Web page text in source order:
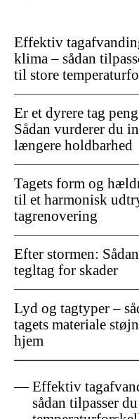
Effektiv
sådan tilpasser
Effektiv
klima – sådan
til store
Er et dyrere tag
Sådan vurderer du
længere holdbarhed
Tagets form og
til et harmonisk
tagrenovering
Efter stormen:
tegltag for skader
Lyd og tagtyper –
tagets materiale
hjem